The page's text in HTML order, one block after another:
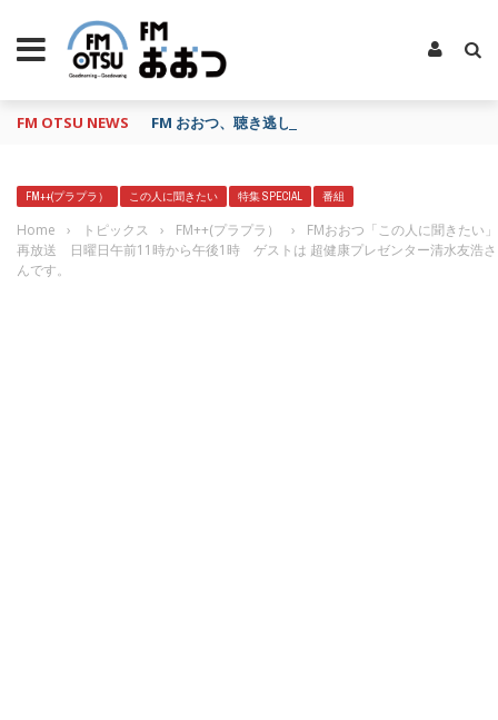
FM OTSU NEWS FM おおつ、聴き逃し番組配信サービス「shelfs」
FM++(プラプラ） この人に聞きたい 特集 SPECIAL 番組
Home › トピックス › FM++(プラプラ） ›
FMおおつ「この人に聞きたい」
再放送 日曜日午前11時から午後1時 ゲストは 超健康プレゼンター清水友浩さ
んです。